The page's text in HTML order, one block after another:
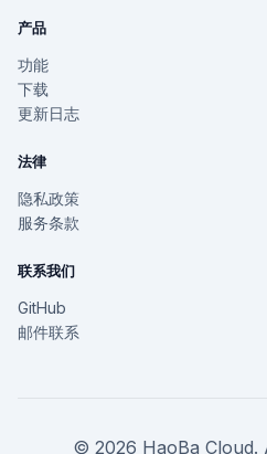
产品
功能
下载
更新日志
法律
隐私政策
服务条款
联系我们
GitHub
邮件联系
© 2026 HaoBa Cloud.